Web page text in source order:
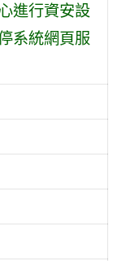
進行資安設
系統網頁服